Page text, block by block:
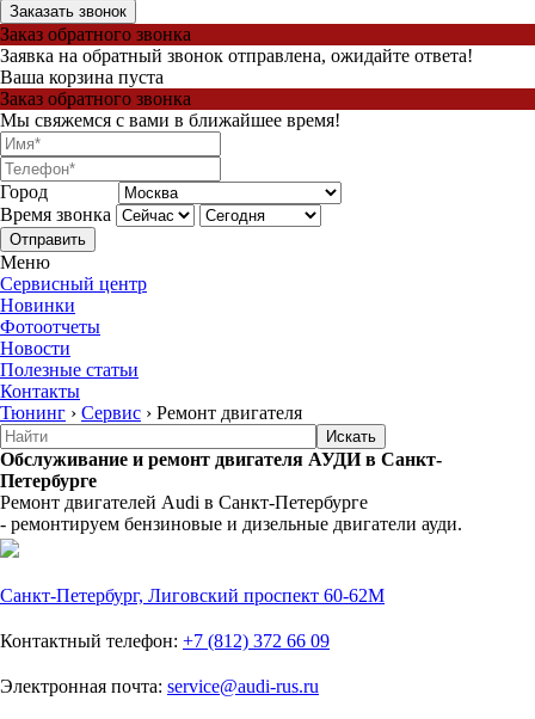
Заказать звонок
Заказ обратного звонка
Заявка на обратный звонок отправлена, ожидайте ответа!
Ваша корзина пуста
Заказ обратного звонка
Мы свяжемся с вами в ближайшее время!
Город
Время звонка
Отправить
Меню
Сервисный центр
Новинки
Фотоотчеты
Новости
Полезные статьи
Контакты
Тюнинг › Сервис › Ремонт двигателя
Обслуживание и ремонт двигателя АУДИ в Санкт-
Петербурге
Ремонт двигателей Audi в Санкт-Петербурге
- ремонтируем бензиновые и дизельные двигатели ауди.
Санкт-Петербург, Лиговский проспект 60-62М
Контактный телефон: +7 (812) 372 66 09
Электронная почта: service@audi-rus.ru